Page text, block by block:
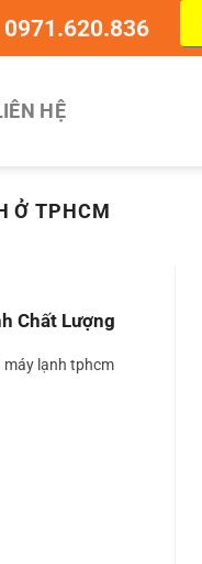
0971.620.836
HỆ
Ở TPHCM
Chất Lượng
máy lạnh tphcm